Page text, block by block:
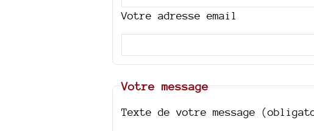
Votre adresse email
Votre message
Texte de votre message